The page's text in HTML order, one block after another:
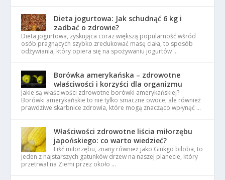
Dieta jogurtowa: Jak schudnąć 6 kg i
zadbać o zdrowie?
Dieta jogurtowa, zyskująca coraz większą popularność wśród
osób pragnących szybko zredukować masę ciała, to sposób
odżywiania, który opiera się na spożywaniu jogurtów …
Borówka amerykańska – zdrowotne
właściwości i korzyści dla organizmu
Jakie są właściwości zdrowotne borówki amerykańskiej?
Borówki amerykańskie to nie tylko smaczne owoce, ale również
prawdziwe skarbnice zdrowia, które mogą znacząco wpłynąć …
Właściwości zdrowotne liścia miłorzębu
japońskiego: co warto wiedzieć?
Liść miłorzębu, znany również jako Ginkgo biloba, to
jeden z najstarszych gatunków drzew na naszej planecie, który
przetrwał na Ziemi przez około …